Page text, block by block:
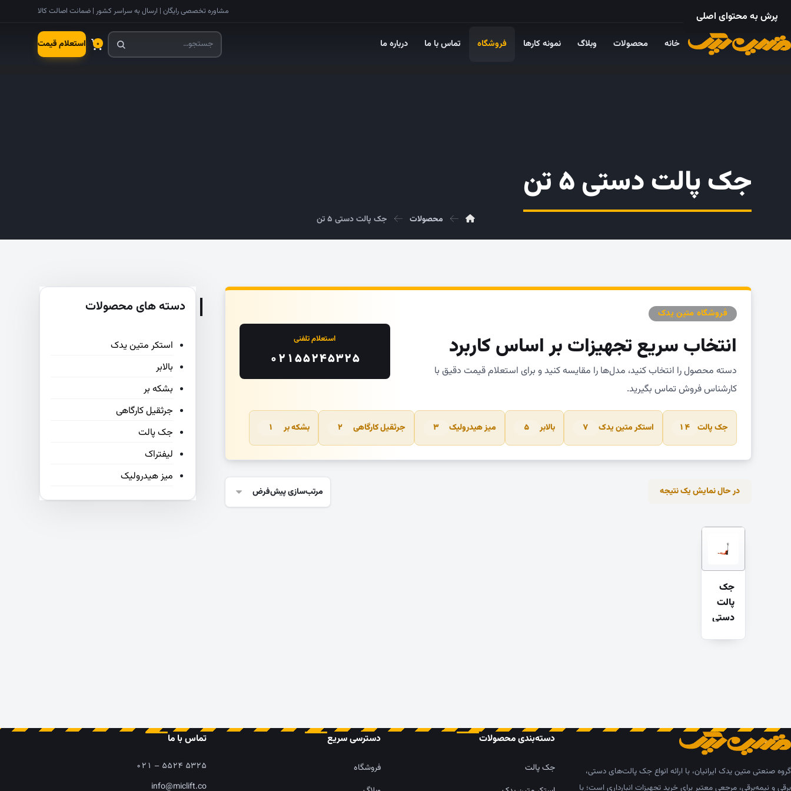
۰۲۱ – ۵۵۲۴ ۵۳۲۵ مشاوره تخصصی رایگان | ارسال به سراسر کشور | ضمانت اصالت کالا
خانه محصولات وبلاگ نمونه کارها فروشگاه تماس با ما درباره ما ۰ استعلام قیمت
پرش به محتوای اصلی
جک پالت دستی ۵ تن
محصولات جک پالت دستی ۵ تن
فروشگاه متین یدک
انتخاب سریع تجهیزات بر اساس کاربرد
دسته محصول را انتخاب کنید، مدل‌ها را مقایسه کنید و برای استعلام قیمت دقیق با
کارشناس فروش تماس بگیرید.
استعلام تلفنی
۰۲۱۵۵۲۴۵۳۲۵
جک پالت ۱۴ استکر متین یدک ۷ بالابر ۵ میز هیدرولیک ۳ جرثقیل کارگاهی ۲ بشکه بر ۱
در حال نمایش یک نتیجه
جک
پالت
دستی
دسته های محصولات
استکر متین یدک
بالابر
بشکه بر
جرثقیل کارگاهی
جک پالت
لیفتراک
میز هیدرولیک
گروه صنعتی متین یدک ایرانیان، با ارائه انواع جک پالت‌های دستی،
برقی و نیمه‌برقی، مرجعی معتبر برای خرید تجهیزات انبارداری است؛ با
دسته‌بندی محصولات
جک پالت
دسترسی سریع
فروشگاه
تماس با ما
۰۲۱ – ۵۵۲۴ ۵۳۲۵
info@miclift.co